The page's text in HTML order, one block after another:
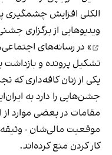
الکلی افزایش چشمگیری
ویدیوهایی از برگزاری
» در رسانه‌های
تشکیل پرونده و بازداشت
یکی از زنان کافه‌داری که
جشن‌هایی را دارد به
مقامات در بعضی موارد
موقعیت مالی‌شان - وثیقه
کار کردن منع کرده‌اند.